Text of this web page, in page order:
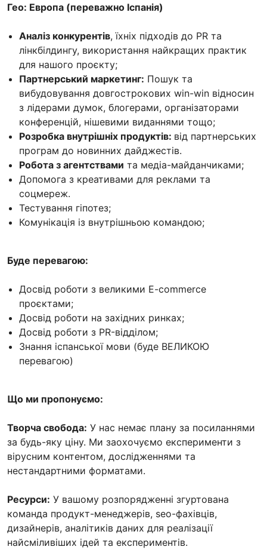
Гео: Европа (переважно Іспанія)
Аналіз конкурентів, їхніх підходів до PR та
лінкбілдингу, використання найкращих практик
для нашого проєкту;
Партнерський маркетинг: Пошук та
вибудовування довгострокових win-win відносин
з лідерами думок, блогерами, організаторами
конференцій, нішевими виданнями тощо;
Розробка внутрішніх продуктів: від партнерських
програм до новинних дайджестів.
Робота з агентствами та медіа-майданчиками;
Допомога з креативами для реклами та
соцмереж.
Тестування гіпотез;
Комунікація із внутрішньою командою;
Буде перевагою:
Досвід роботи з великими E-commerce
проєктами;
Досвід роботи на західних ринках;
Досвід роботи з PR-відділом;
Знання іспанської мови (буде ВЕЛИКОЮ
перевагою)
Що ми пропонуємо:
Творча свобода: У нас немає плану за посиланнями
за будь-яку ціну. Ми заохочуємо експерименти з
вірусним контентом, дослідженнями та
нестандартними форматами.
Ресурси: У вашому розпорядженні згуртована
команда продукт-менеджерів, seo-фахівців,
дизайнерів, аналітиків даних для реалізації
найсміливіших ідей та експериментів.